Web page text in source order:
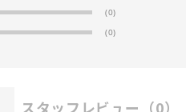
(0)
(0)
スタッフレビュー （0）